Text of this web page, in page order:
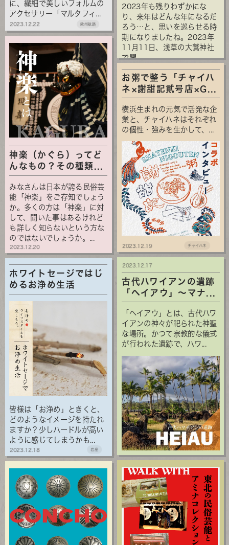
に、繊細で美しいフォルムの
アクセサリー「マルタフィ...
2023.12.22 欧州航路
2023年も残りわずかにな
り、来年はどんな年になるだ
ろう…と、思いを巡らせる時
期になりましたね。2023年
11月11日、浅草の大鷲神社
で開...
神楽（かぐら）ってど
んなもの？その種類...
みなさんは日本が誇る民俗芸
能「神楽」をご存知でしょう
か。多くの方は「神楽」に対
して、聞いた事はあるけれど
も詳しく知らないという方な
のではないでしょうか。...
2023.12.20
お粥で整う「チャイハ
ネ×謝甜記貮号店×G...
横浜生まれの元気で活発な企
業と、チャイハネはそれぞれ
の個性・強みを生かして、...
2023.12.19 チャイハネ
ホワイトセージではじ
めるお浄め生活
皆様は「お浄め」ときくと、
どのようなイメージを持たれ
ますか？少しハードルが高い
ように感じてしまうかも...
2023.12.18 岩座
古代ハワイアンの遺跡
「ヘイアウ」～マナ...
「ヘイアウ」とは、古代ハワ
イアンの神々が祀られた神聖
な場所。かつて宗教的な儀式
が行われた遺跡で、ハワ...
2023.12.17